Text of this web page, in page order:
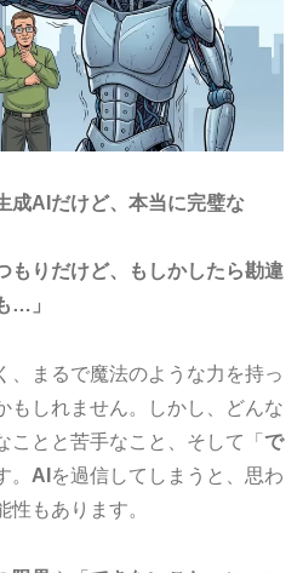
成AIだけど、本当に完璧な
もりだけど、もしかしたら勘違
…」
、まるで魔法のような力を持っ
もしれません。しかし、どんな
ことと苦手なこと、そして「 で
。 AI を過信してしまうと、思わ
もあります。